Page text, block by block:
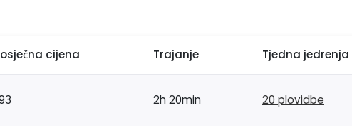
cijena Trajanje Tjedna jedrenja
2h 20min 20 plovidbe